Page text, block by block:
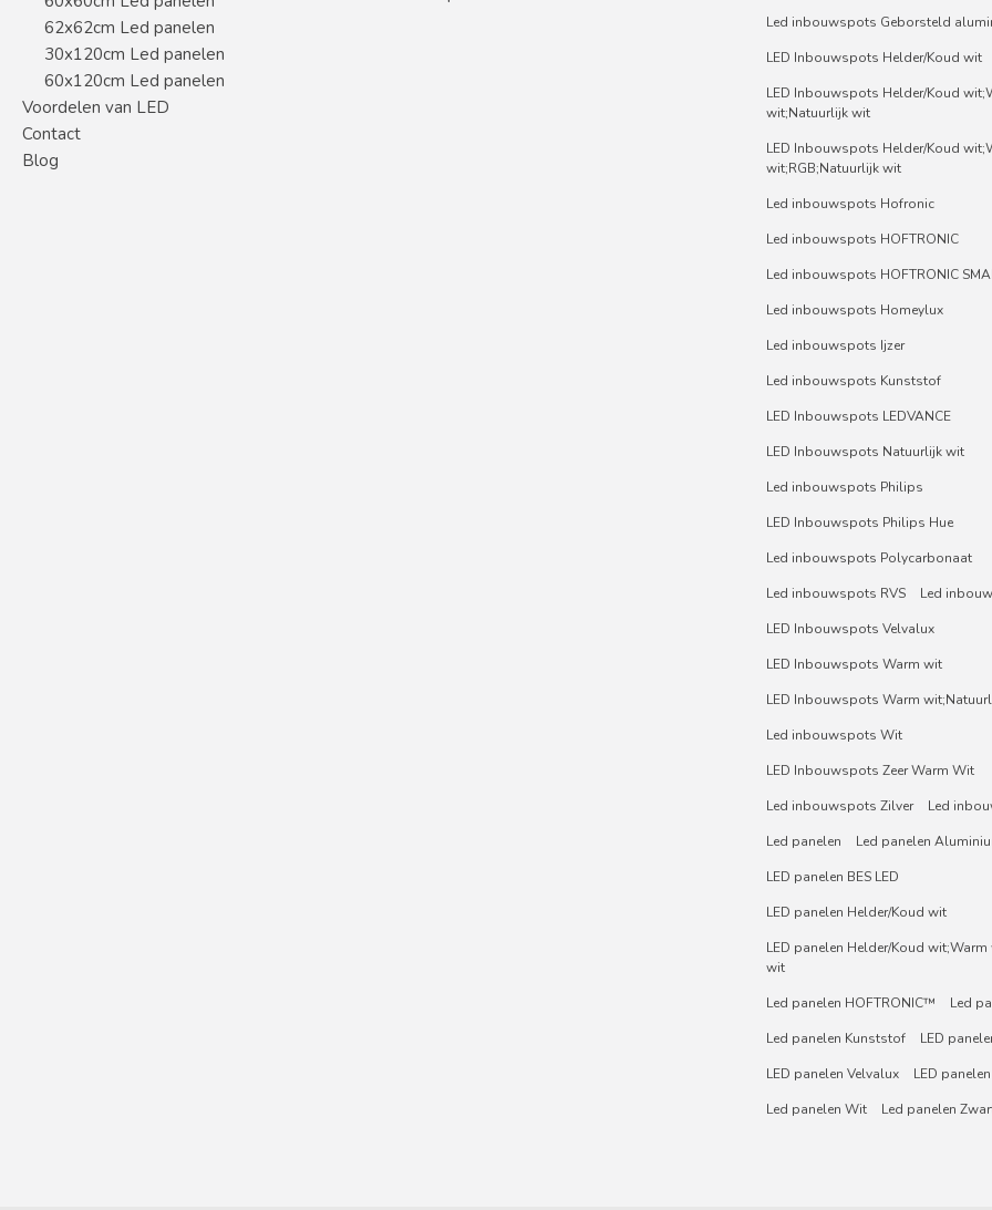
62x62cm Led panelen
30x120cm Led panelen
60x120cm Led panelen
Voordelen van LED
Contact
Blog
Led inbouwspots Geborsteld
LED Inbouwspots Helder/Koud wit
LED Inbouwspots Helder/Koud
wit;Natuurlijk wit
LED Inbouwspots Helder/Koud
wit;RGB;Natuurlijk wit
Led inbouwspots Hofronic
Led inbouwspots HOFTRONIC
Led inbouwspots HOFTRONIC
Led inbouwspots Homeylux
Led inbouwspots Ijzer
Led inbouwspots Kunststof
LED Inbouwspots LEDVANCE
LED Inbouwspots Natuurlijk wit
Led inbouwspots Philips
LED Inbouwspots Philips Hue
Led inbouwspots Polycarbonaat
Led inbouwspots RVS
Led
LED Inbouwspots Velvalux
LED Inbouwspots Warm wit
LED Inbouwspots Warm
Led inbouwspots Wit
LED Inbouwspots Zeer Warm Wit
Led inbouwspots Zilver
Led
Led panelen
Led panelen
LED panelen BES LED
LED panelen Helder/Koud wit
LED panelen Helder/Koud
wit
Led panelen HOFTRONIC™
Led
Led panelen Kunststof
LED
LED panelen Velvalux
LED
Led panelen Wit
Led panelen